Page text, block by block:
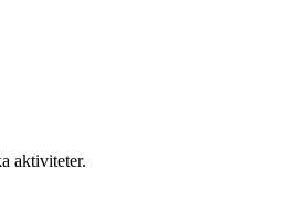
aktiviteter.